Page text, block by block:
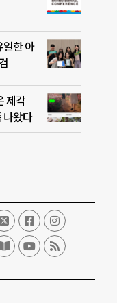
일한 아
제각
나왔다